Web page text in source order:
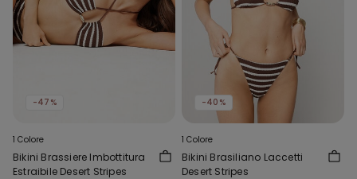
-47%
1 Colore
Bikini Brassiere Imbottitura
Estraibile Desert Stripes
-40%
1 Colore
Bikini Brasiliano Laccetti
Desert Stripes